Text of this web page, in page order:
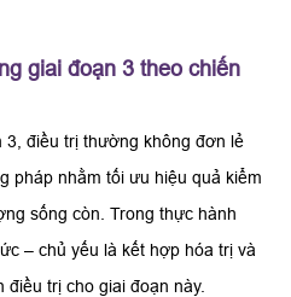
giai đoạn 3 theo chiến
điều trị thường không đơn lẻ
pháp nhằm tối ưu hiệu quả kiểm
sống còn. Trong thực hành
– chủ yếu là kết hợp hóa trị và
trị cho giai đoạn này.